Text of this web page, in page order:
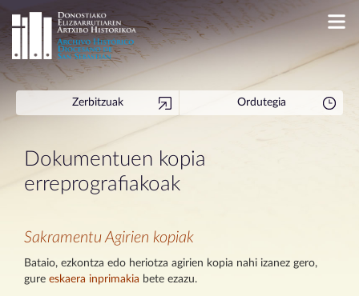
Zerbitzuak Ordutegia
Dokumentuen kopia
erreprografiakoak
Sakramentu Agirien kopiak
Bataio, ezkontza edo heriotza agirien kopia nahi izanez gero,
gure eskaera inprimakia bete ezazu.